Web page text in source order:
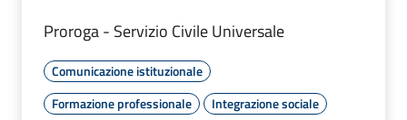
Proroga - Servizio Civile Universale
Comunicazione istituzionale
Formazione professionale
Integrazione sociale